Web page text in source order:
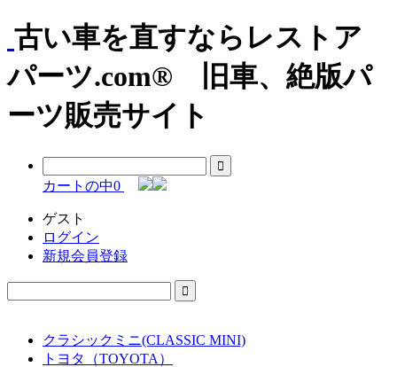
古い車を直すならレストア
パーツ.com® 旧車、絶版パ
ーツ販売サイト
カートの中0
ゲスト
ログイン
新規会員登録
クラシックミニ(CLASSIC MINI)
トヨタ（TOYOTA）